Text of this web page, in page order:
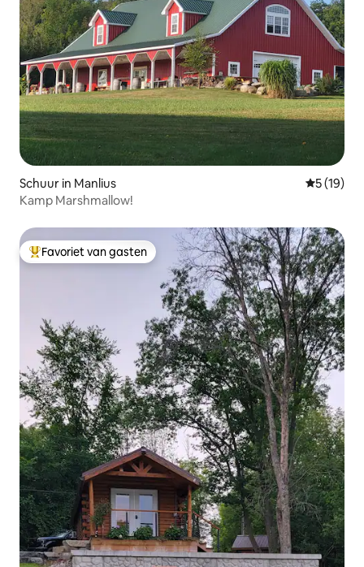
Schuur in Manlius
5 (19)
Kamp Marshmallow!
Topfavoriet van gasten
Favoriet van gasten